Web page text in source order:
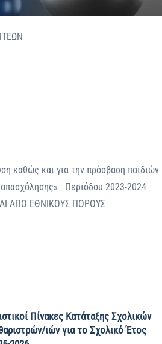
καθώς και για την πρόσβαση παιδιών
απασχόλησης» Περιόδου 2023-2024
ΑΠΟ ΕΘΝΙΚΟΥΣ ΠΟΡΟΥΣ
Πίνακες Κατάταξης Σχολικών
ιών για το Σχολικό Έτος